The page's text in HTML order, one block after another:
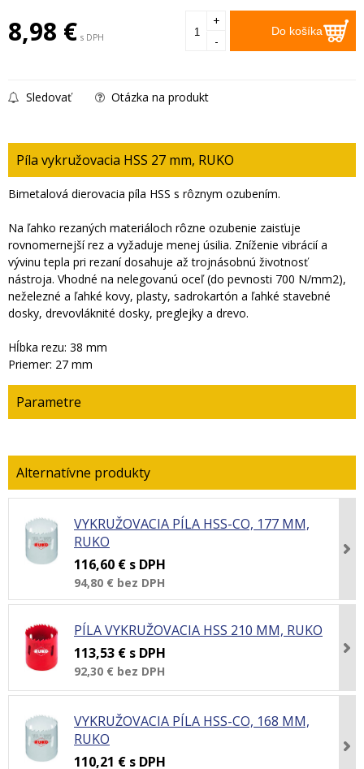
8,98 € s DPH Do košíka
+
-
Sledovať Otázka na produkt
Píla vykružovacia HSS 27 mm, RUKO
Bimetalová dierovacia píla HSS s rôznym ozubením.
Na ľahko rezaných materiáloch rôzne ozubenie zaisťuje
rovnomernejší rez a vyžaduje menej úsilia. Zníženie vibrácií a
vývinu tepla pri rezaní dosahuje až trojnásobnú životnosť
nástroja. Vhodné na nelegovanú oceľ (do pevnosti 700 N/mm2),
neželezné a ľahké kovy, plasty, sadrokartón a ľahké stavebné
dosky, drevovláknité dosky, preglejky a drevo.
Hĺbka rezu: 38 mm
Priemer: 27 mm
Parametre
VYKRUŽOVACIA PÍLA HSS-CO, 177 MM,
RUKO
116,60 € s DPH
94,80 € bez DPH
PÍLA VYKRUŽOVACIA HSS 210 MM, RUKO
113,53 € s DPH
92,30 € bez DPH
VYKRUŽOVACIA PÍLA HSS-CO, 168 MM,
RUKO
110,21 € s DPH